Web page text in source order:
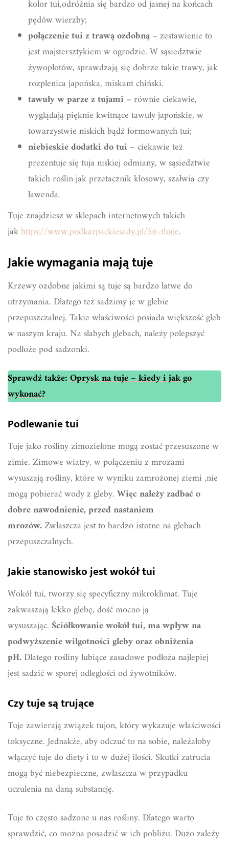
kolor tui,odróżnia się bardzo od jasnej na końcach
pędów wierzby;
połączenie tui z trawą ozdobną– zestawienie to
jest majstersztykiem w ogrodzie. W sąsiedztwie
żywopłotów, sprawdzają się dobrze takie trawy, jak
rozplenica japońska, miskant chiński.
tawuły w parze z tujami – równie ciekawie,
wyglądają pięknie kwitnące tawuły japońskie, w
towarzystwie niskich bądź formowanych tui;
niebieskie dodatki do tui – ciekawie też
prezentuje się tuja niskiej odmiany, w sąsiedztwie
takich roślin jak przetacznik kłosowy, szałwia czy
lawenda.
Tuje znajdziesz w sklepach internetowych takich
jakhttps://www.podkarpackiesady.pl/56-thuje.
Jakie wymagania mają tuje
Krzewy ozdobne jakimi są tuje są bardzo łatwe do
utrzymania. Dlatego też sadzimy je w glebie
przepuszczalnej. Takie właściwości posiada większość gleb
w naszym kraju. Na słabych glebach, należy polepszyć
podłoże pod sadzonki.
Sprawdź także:Oprysk na tuje – kiedy i jak go
wykonać?
Podlewanie tui
Tuje jako rośliny zimozielone mogą zostać przesuszone w
zimie. Zimowe wiatry, w połączeniu z mrozami
wysuszają rośliny, które w wyniku zamrożonej ziemi ,nie
mogą pobierać wody z gleby.Więc należy zadbać o
dobre nawodnienie, przed nastaniem
mrozów.Zwłaszcza jest to bardzo istotne na glebach
przepuszczalnych.
Jakie stanowisko jest wokół tui
Wokół tui, tworzy się specyficzny mikroklimat. Tuje
zakwaszają lekko glebę, dość mocno ją
wysuszając. Ściółkowanie wokół tui, ma wpływ na
podwyższenie wilgotności gleby oraz obniżenia
pH.Dlatego rośliny lubiące zasadowe podłoża najlepiej
jest sadzić w sporej odległości od żywotników.
Czy tuje są trujące
Tuje zawierają związek tujon, który wykazuje właściwości
toksyczne. Jednakże, aby odczuć to na sobie, należałoby
włączyć tuje do diety i to w dużej ilości. Skutki zatrucia
mogą być niebezpieczne, zwłaszcza w przypadku
uczulenia na daną substancję.
Tuje to często sadzone u nas rośliny. Dlatego warto
sprawdzić, co można posadzić w ich pobliżu. Dużo zależy